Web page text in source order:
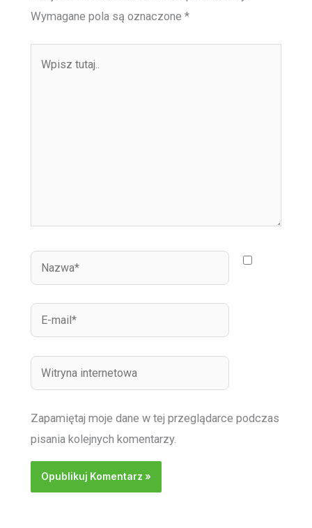
Wymagane pola są oznaczone *
tutaj..
mail*
internetowa
Zapamiętaj moje dane w tej przeglądarce podczas
pisania kolejnych komentarzy.